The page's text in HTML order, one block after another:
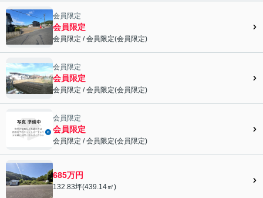
会員限定">
会員限定
会員限定
会員限定 /会員限定(会員限定)
会員限定">
会員限定
会員限定
会員限定 /会員限定(会員限定)
会員限定">
会員限定
会員限定
会員限定 /会員限定(会員限定)
685万円
132.83坪(439.14㎡)